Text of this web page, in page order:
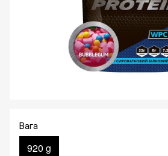
Вага
920 g